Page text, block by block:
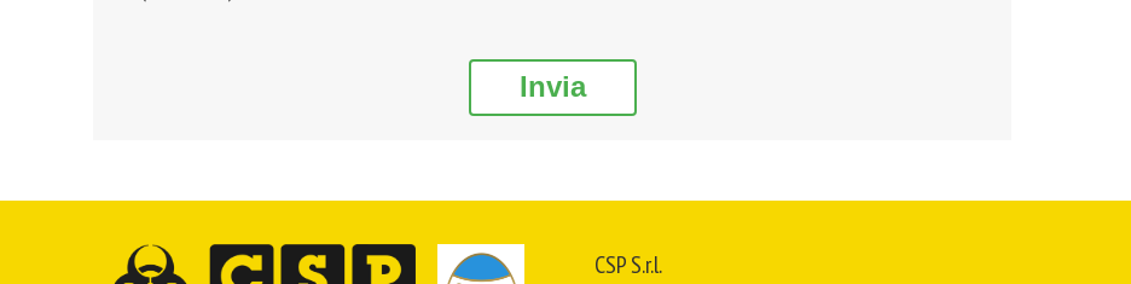
Invia
CSP S.r.l.